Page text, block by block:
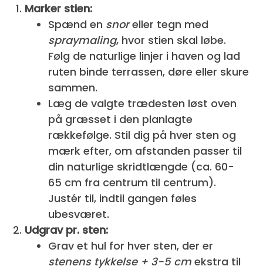
Marker stien:
Spænd en snoreller tegn med
spraymaling, hvor stien skal løbe.
Følg de naturlige linjer i haven og lad
ruten binde terrassen, døre eller skure
sammen.
Læg de valgte trædesten løst oven
på græsset i den planlagte
rækkefølge. Stil dig på hver sten og
mærk efter, om afstanden passer til
din naturlige skridtlængde (ca. 60-
65 cm fra centrum til centrum).
Justér til, indtil gangen føles
ubesværet.
Udgrav pr. sten:
Grav et hul for hver sten, der er
stenens tykkelse + 3-5 cm ekstra til